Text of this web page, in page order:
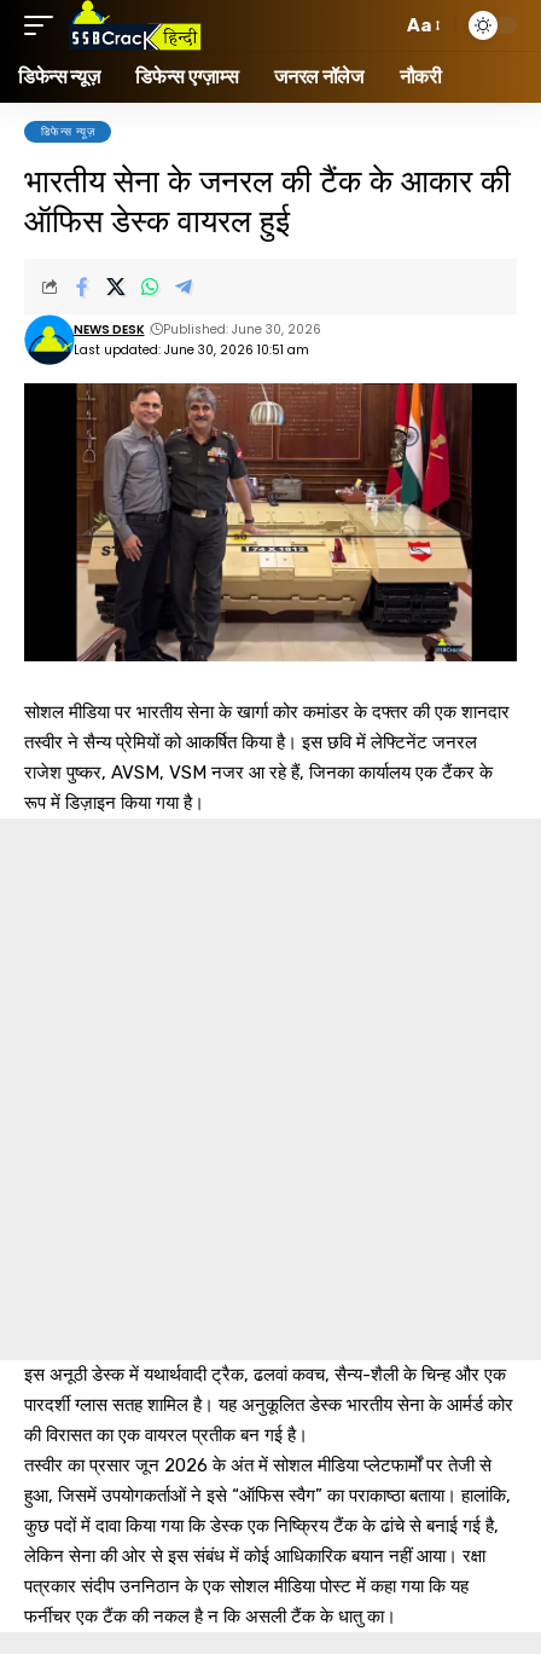
Aa
डिफेन्स न्यूज़ डिफेन्स एग्ज़ाम्स जनरल नॉलेज नौकरी
डिफेन्स न्यूज़
भारतीय सेना के जनरल की टैंक के आकार की
ऑफिस डेस्क वायरल हुई
Last updated: June 30, 2026 10:51 am
NEWS DESK Published: June 30, 2026
सोशल मीडिया पर भारतीय सेना के खार्गा कोर कमांडर के दफ्तर की एक शानदार
तस्वीर ने सैन्य प्रेमियों को आकर्षित किया है। इस छवि में लेफ्टिनेंट जनरल
राजेश पुष्कर, AVSM, VSM नजर आ रहे हैं, जिनका कार्यालय एक टैंकर के
रूप में डिज़ाइन किया गया है।
इस अनूठी डेस्क में यथार्थवादी ट्रैक, ढलवां कवच, सैन्य-शैली के चिन्ह और एक
पारदर्शी ग्लास सतह शामिल है। यह अनुकूलित डेस्क भारतीय सेना के आर्मर्ड कोर
की विरासत का एक वायरल प्रतीक बन गई है।
तस्वीर का प्रसार जून 2026 के अंत में सोशल मीडिया प्लेटफार्मों पर तेजी से
हुआ, जिसमें उपयोगकर्ताओं ने इसे “ऑफिस स्वैग” का पराकाष्ठा बताया। हालांकि,
कुछ पदों में दावा किया गया कि डेस्क एक निष्क्रिय टैंक के ढांचे से बनाई गई है,
लेकिन सेना की ओर से इस संबंध में कोई आधिकारिक बयान नहीं आया। रक्षा
पत्रकार संदीप उननिठान के एक सोशल मीडिया पोस्ट में कहा गया कि यह
फर्नीचर एक टैंक की नकल है न कि असली टैंक के धातु का।